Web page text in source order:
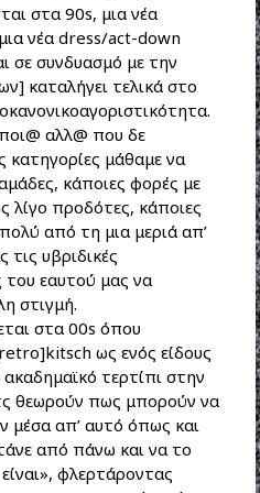
στα 90s, μια νέα
νέα dress/act-down
σε συνδυασμό με την
καταλήγει τελικά στο
αλλ@ που δε
κατηγορίες μάθαμε να
κάποιες φορές με
λίγο προδότες, κάποιες
από τη μια μεριά απ’
υβριδικές
του εαυτού μας να
στιγμή.
στα 00s όπου
ως ενός είδους
τερτίπι στην
θεωρούν πως μπορούν να
μέσα απ’ αυτό όπως και
από πάνω και να το
φλερτάροντας